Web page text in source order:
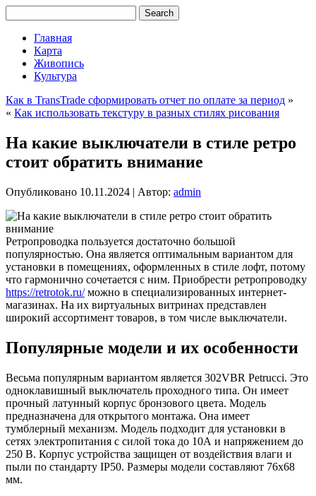
Главная
Карта
Живопись
Культура
Как в TransTrade сформировать отчет по оплате за период »
« Как использовать текстуру в разных стилях рисования
На какие выключатели в стиле ретро
стоит обратить внимание
Опубликовано 10.11.2024 | Автор: admin
Ретропроводка пользуется достаточно большой
популярностью. Она является оптимальным вариантом для
установки в помещениях, оформленных в стиле лофт, потому
что гармонично сочетается с ним. Приобрести ретропроводку
https://retrotok.ru/можно в специализированных интернет-
магазинах. На их виртуальных витринах представлен
широкий ассортимент товаров, в том числе выключатели.
Популярные модели и их особенности
Весьма популярным вариантом является 302VBR Petrucci. Это
одноклавишный выключатель проходного типа. Он имеет
прочный латунный корпус бронзового цвета. Модель
предназначена для открытого монтажа. Она имеет
тумблерный механизм. Модель подходит для установки в
сетях электропитания с силой тока до 10А и напряжением до
250 В. Корпус устройства защищен от воздействия влаги и
пыли по стандарту IP50. Размеры модели составляют 76х68
мм.